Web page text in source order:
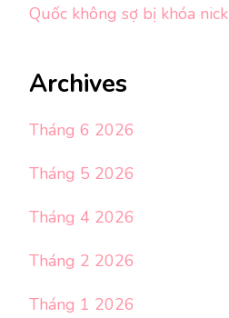
Quốc không sợ bị khóa nick
Archives
Tháng 6 2026
Tháng 5 2026
Tháng 4 2026
Tháng 2 2026
Tháng 1 2026